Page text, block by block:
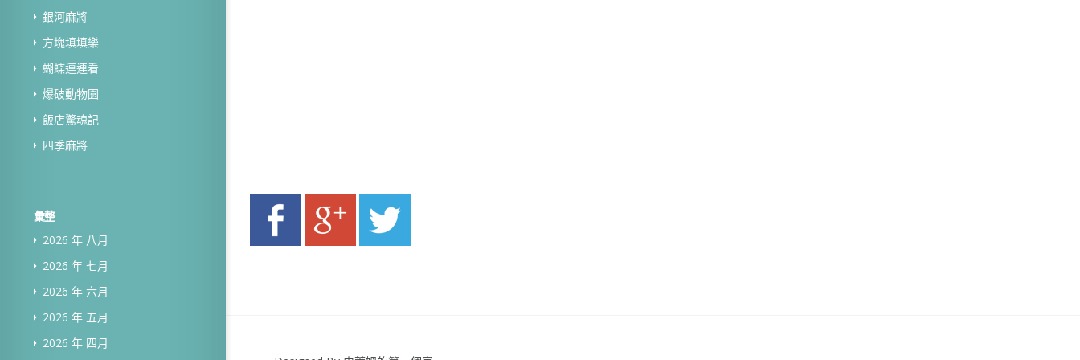
銀河麻將
方塊填填樂
蝴蝶連連看
爆破動物園
飯店驚魂記
四季麻將
彙整
2026 年 八月
2026 年 七月
2026 年 六月
2026 年 五月
2026 年 四月